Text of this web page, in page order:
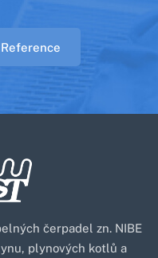
Reference
čerpadel zn. NIBE
plynových kotlů a